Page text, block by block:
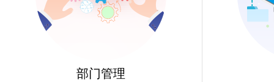
部门管理